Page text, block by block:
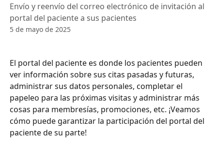
Envío y reenvío del correo electrónico de invitación al
portal del paciente a sus pacientes
5 de mayo de 2025
El portal del paciente es donde los pacientes pueden
ver información sobre sus citas pasadas y futuras,
administrar sus datos personales, completar el
papeleo para las próximas visitas y administrar más
cosas para membresías, promociones, etc. ¡Veamos
cómo puede garantizar la participación del portal del
paciente de su parte!